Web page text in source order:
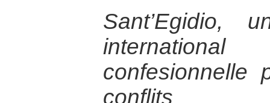
Sant’Egidio,
confesionnelle
conflits